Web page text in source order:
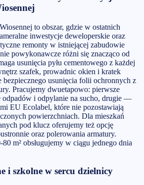
to obszar, gdzie w ostatnich
inwestycje deweloperskie oraz
remonty w istniejącej zabudowie
powykonawcze różni się znacząco od
usunięcia pyłu cementowego z każdej
szafek, prowadnic okien i kratek
usunięcia folii ochronnych z
Pracujemy dwuetapowo: pierwsze
odpadów i odpylanie na sucho, drugie —
EU Ecolabel, które nie pozostawiają
powierzchniach. Dla mieszkań
pod klucz oferujemy też opcję
oraz polerowania armatury.
m² obsługujemy w ciągu jednego dnia
i szkolne w sercu dzielnicy